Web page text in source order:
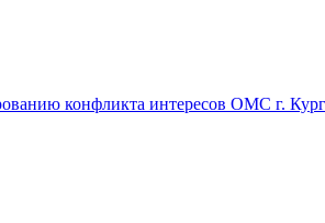
конфликта интересов ОМС г.